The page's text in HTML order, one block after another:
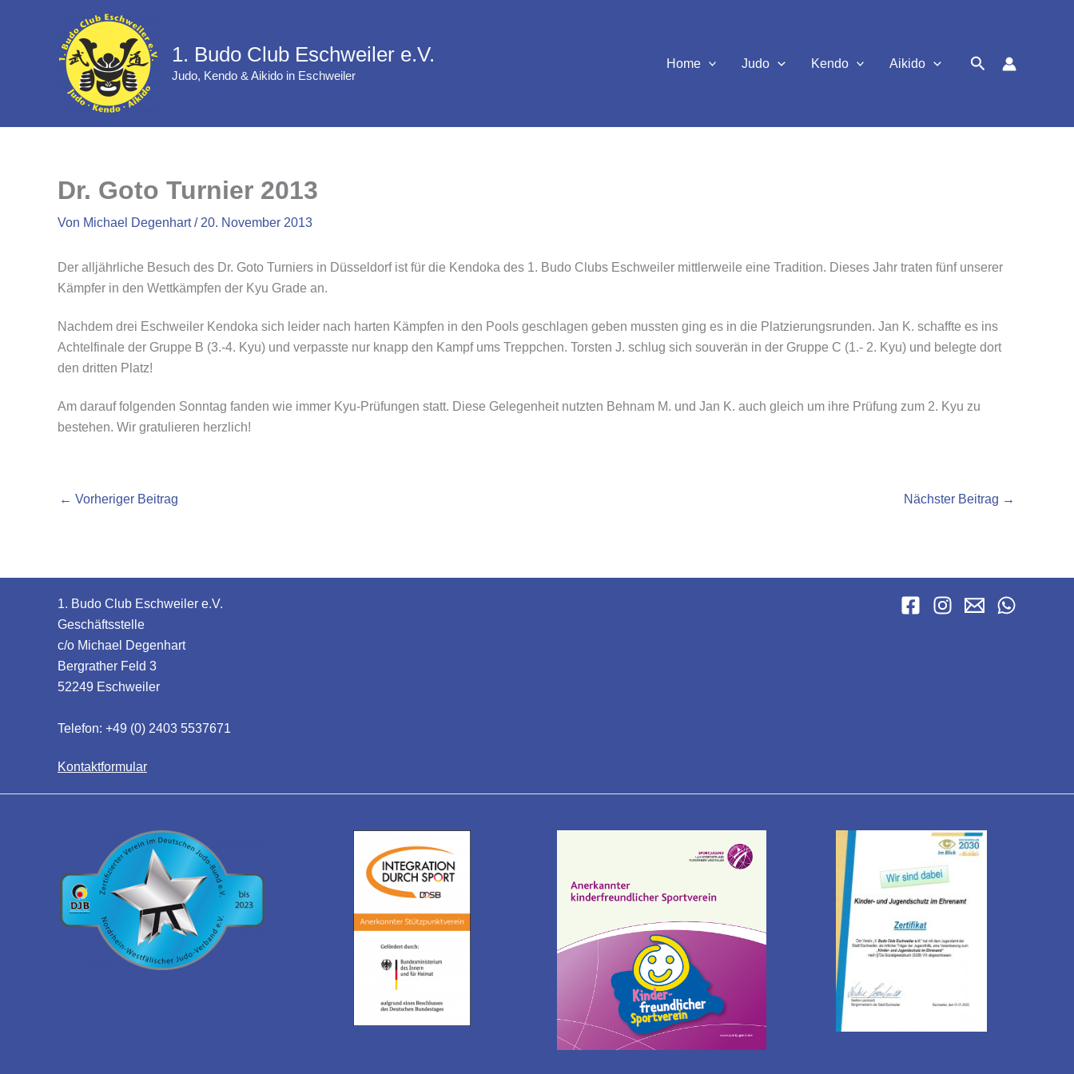
1. Budo Club Eschweiler e.V.
Judo, Kendo & Aikido in Eschweiler
Home Judo Kendo Aikido Suchen
Dr. Goto Turnier 2013
Von Michael Degenhart/ 20. November 2013
Der alljährliche Besuch des Dr. Goto Turniers in Düsseldorf ist für die Kendoka des 1. Budo Clubs Eschweiler mittlerweile eine Tradition. Dieses Jahr traten fünf unserer
Kämpfer in den Wettkämpfen der Kyu Grade an.
Nachdem drei Eschweiler Kendoka sich leider nach harten Kämpfen in den Pools geschlagen geben mussten ging es in die Platzierungsrunden. Jan K. schaffte es ins
Achtelfinale der Gruppe B (3.-4. Kyu) und verpasste nur knapp den Kampf ums Treppchen. Torsten J. schlug sich souverän in der Gruppe C (1.- 2. Kyu) und belegte dort
den dritten Platz!
Am darauf folgenden Sonntag fanden wie immer Kyu-Prüfungen statt. Diese Gelegenheit nutzten Behnam M. und Jan K. auch gleich um ihre Prüfung zum 2. Kyu zu
bestehen. Wir gratulieren herzlich!
← Vorheriger Beitrag Nächster Beitrag →
1. Budo Club Eschweiler e.V.
Geschäftsstelle
c/o Michael Degenhart
Bergrather Feld 3
52249 Eschweiler
Telefon: +49 (0) 2403 5537671
Kontaktformular